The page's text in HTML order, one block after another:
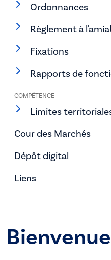
Ordonnances
Règlement à
Fixations
Rapports de
COMPÉTENCE
Limites
Cour des Marchés
Dépôt digital
Liens
Bienvenue